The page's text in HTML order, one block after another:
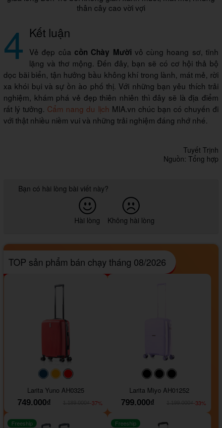
thân cây cao vời vợi
4 Kết luận
Vẻ đẹp của cồn Chày Mười vô cùng hoang sơ, tĩnh
lặng và thơ mộng. Đến đây, bạn sẽ có cơ hội thả bộ
dọc bãi biển, tận hưởng bầu không khí trong lành, mát mẻ, rời
xa khói bụi và sự ồn ào phố thị. Với những bạn yêu thích trải
nghiệm, khám phá vẻ đẹp thiên nhiên thì đây sẽ là địa điểm
rất lý tưởng. Cẩm nang du lịch MIA.vn chúc bạn có chuyến đi
với thật nhiều niềm vui và những trải nghiệm đáng nhớ nhé.
Tuyết Trịnh
Nguồn: Tổng hợp
Bạn có hài lòng bài viết này?
Hài lòng Không hài lòng
TOP sản phẩm bán chạy tháng 08/2026
#093f69#ffa500
Larita Yuno AH0325
749.000₫
-37%
#000000#000000
Larita Miyo AH01252
799.000₫
-33%
Freeship Freeship